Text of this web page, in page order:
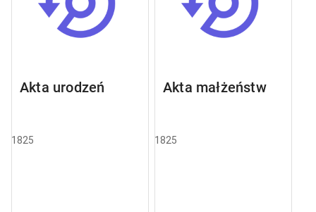
Akta urodzeń
1825
Akta małżeństw
1825